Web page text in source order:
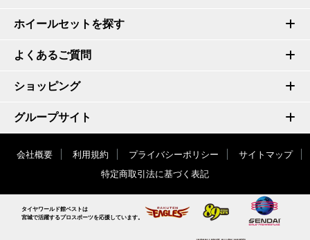
ホイールセットを探す
よくあるご質問
ショッピング
グループサイト
会社概要 利用規約 プライバシーポリシー
サイトマップ
特定商取引法に基づく表記
タイヤワールド館ベストは
宮城で活躍するプロスポーツを応援しています。